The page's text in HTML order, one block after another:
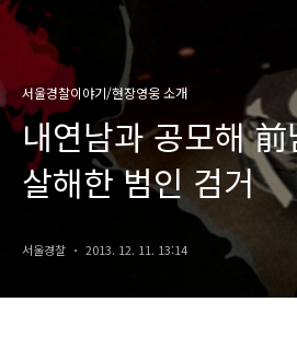
서울경찰이야기/현장영웅 소개
내연남과 공모해
살해한 범인 검거
서울경찰 2013. 12. 11. 13:14